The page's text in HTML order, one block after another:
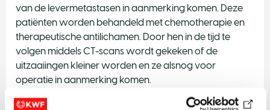
van de levermetastasen in aanmerking komen. Deze
patiënten worden behandeld met chemotherapie en
therapeutische antilichamen. Door hen in de tijd te
volgen middels CT-scans wordt gekeken of de
uitzaaiingen kleiner worden en ze alsnog voor
operatie in aanmerking komen.
Logistiek